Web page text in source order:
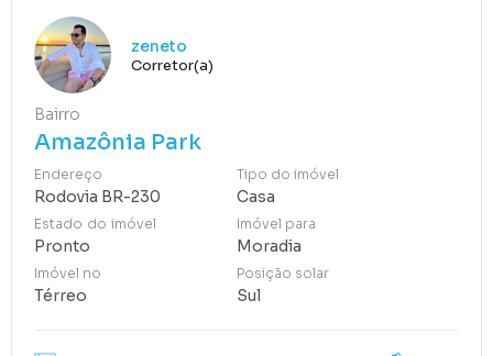
zeneto
Corretor(a)
Bairro
Amazônia Park
Endereço
Rodovia BR-230
Tipo do imóvel
Casa
Estado do imóvel
Pronto
Imóvel para
Moradia
Imóvel no
Térreo
Posição solar
Sul